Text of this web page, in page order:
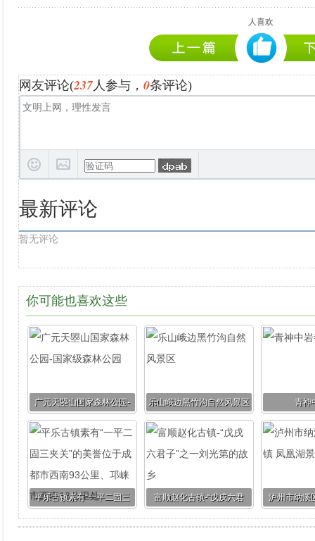
人喜欢
网友评论(237人参与， 0条评论)
最新评论
暂无评论
你可能也喜欢这些
广元天曌山国家森林公园-
国家级森林公园
乐山峨边黑竹沟自然风景区 青神
平乐古镇素有“一平二固三
富顺赵化古镇-“戊戌六君
泸州市纳溪